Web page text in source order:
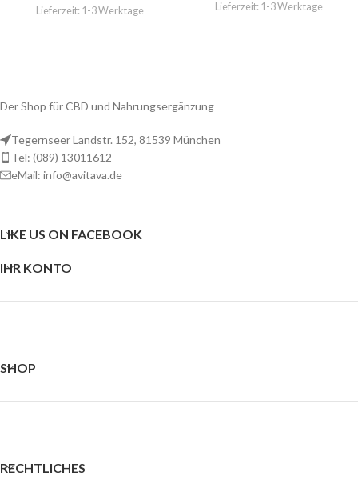
Lieferzeit: 1-3 Werktage
Lieferzeit: 1-3 Werktage
Der Shop für CBD und Nahrungsergänzung
Tegernseer Landstr. 152, 81539 München
Tel: (089) 13011612
eMail: info@avitava.de
LIKE US ON FACEBOOK
IHR KONTO
SHOP
RECHTLICHES